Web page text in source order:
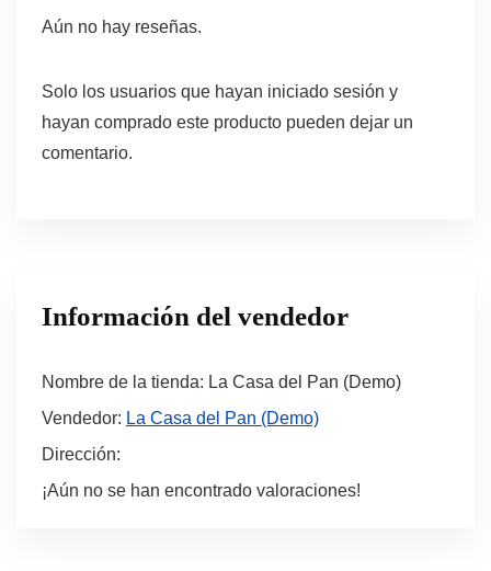
Aún no hay reseñas.
Solo los usuarios que hayan iniciado sesión y
hayan comprado este producto pueden dejar un
comentario.
Información del vendedor
Nombre de la tienda: La Casa del Pan (Demo)
Vendedor: La Casa del Pan (Demo)
Dirección:
¡Aún no se han encontrado valoraciones!